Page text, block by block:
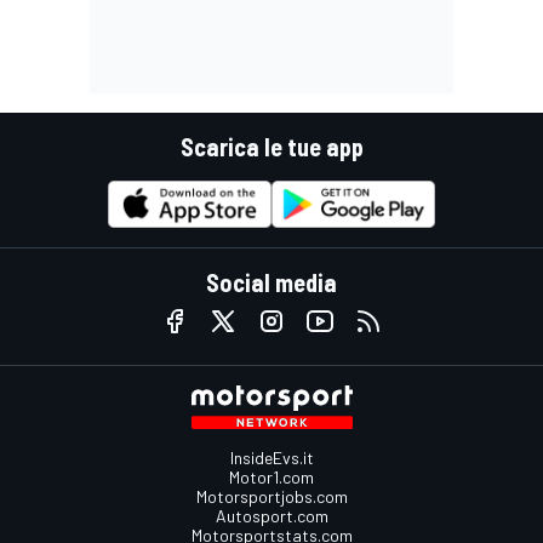
Scarica le tue app
Social media
InsideEvs.it
Motor1.com
Motorsportjobs.com
Autosport.com
Motorsportstats.com